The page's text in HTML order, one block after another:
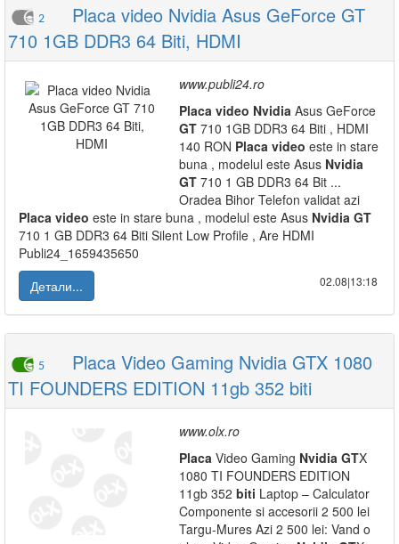
2
Placa video Nvidia Asus GeForce GT
710 1GB DDR3 64 Biti, HDMI
www.publi24.ro
Placa video Nvidia Asus GeForce
GT 710 1GB DDR3 64 Biti , HDMI
140 RON Placa video este in stare
buna , modelul este Asus Nvidia
GT 710 1 GB DDR3 64 Bit ...
Oradea Bihor Telefon validat azi
Placa video este in stare buna , modelul este Asus Nvidia GT
710 1 GB DDR3 64 Biti Silent Low Profile , Are HDMI
Publi24_1659435650
Детали...
02.08|13:18
5
Placa Video Gaming Nvidia GTX 1080
TI FOUNDERS EDITION 11gb 352 biti
www.olx.ro
Placa Video Gaming Nvidia GTX
1080 TI FOUNDERS EDITION
11gb 352 biti Laptop – Calculator
Componente si accesorii 2 500 lei
Targu-Mures Azi 2 500 lei: Vand o